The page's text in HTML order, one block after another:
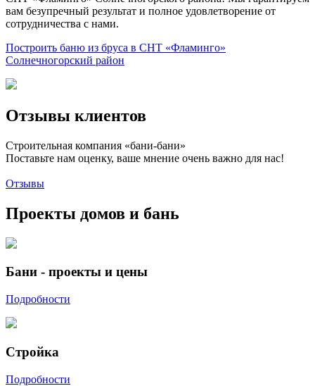
вам безупречный результат и полное удовлетворение от
сотрудничества с нами.
Построить баню из бруса в СНТ «Фламинго»
Солнечногорский район
Отзывы клиентов
Строительная компания «бани-бани»
Поставьте нам оценку, ваше мнение очень важно для нас!
Отзывы
Проекты домов и бань
Бани - проекты и цены
Подробности
Стройка
Подробности